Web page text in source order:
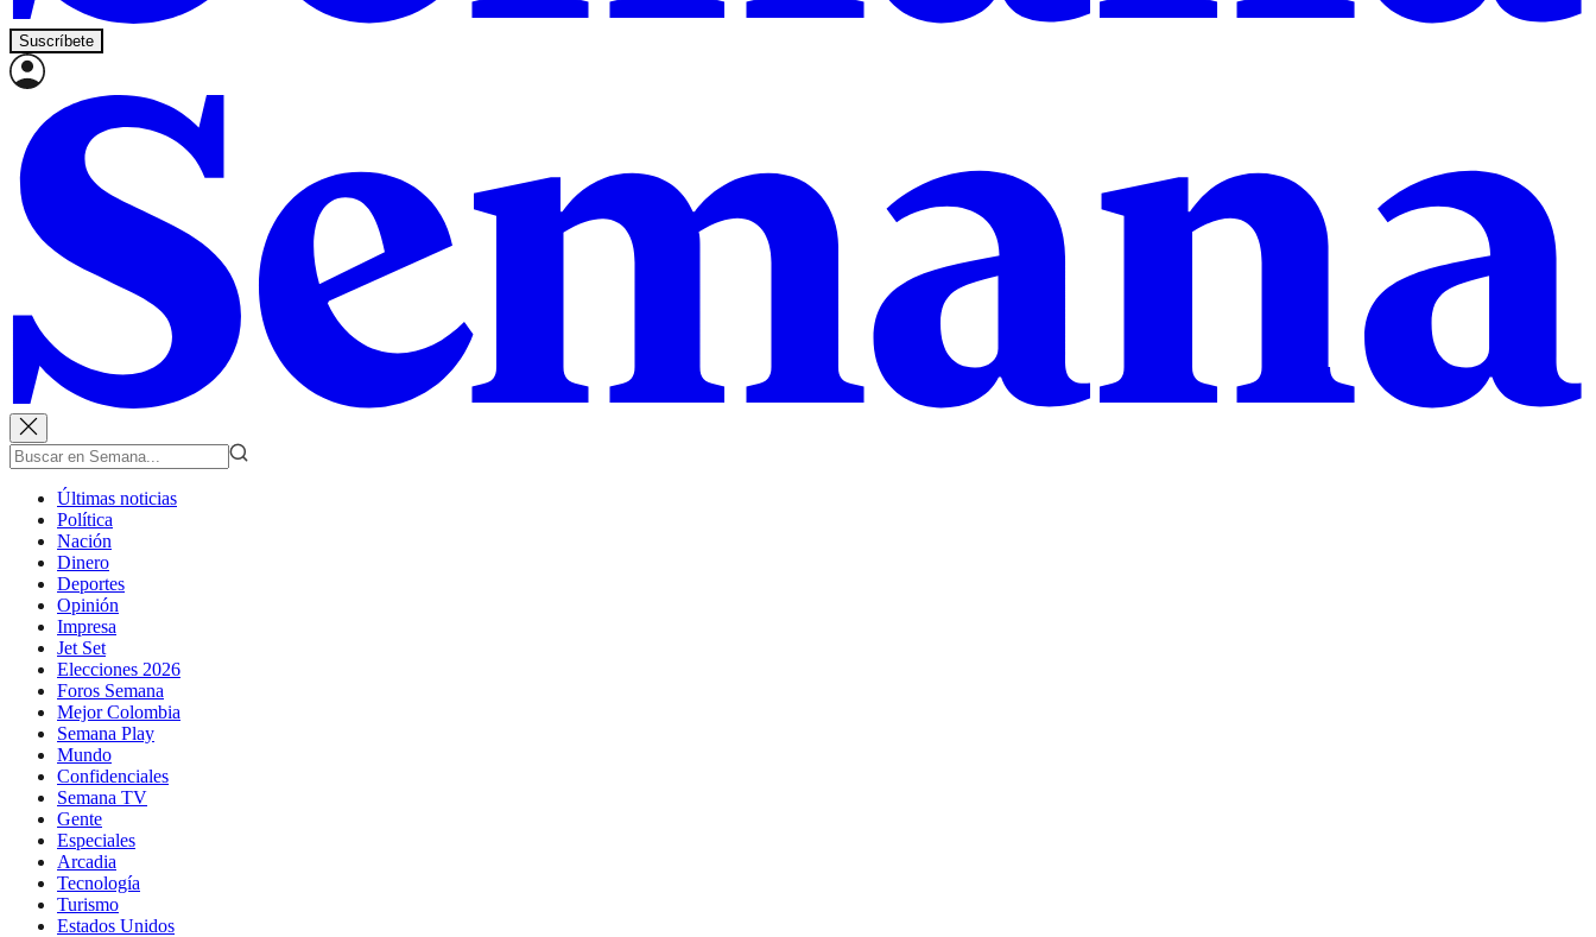
Suscríbete
Últimas noticias
Política
Nación
Dinero
Deportes
Opinión
Impresa
Jet Set
Elecciones 2026
Foros Semana
Mejor Colombia
Semana Play
Mundo
Confidenciales
Semana TV
Gente
Especiales
Arcadia
Tecnología
Turismo
Estados Unidos